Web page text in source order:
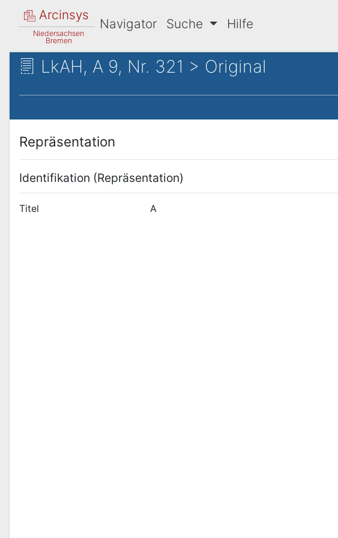
Arcinsys
Niedersachsen
Bremen
Navigator Suche Hilfe
LkAH, A 9, Nr. 321 > Original
Repräsentation
Identifikation (Repräsentation)
Titel A